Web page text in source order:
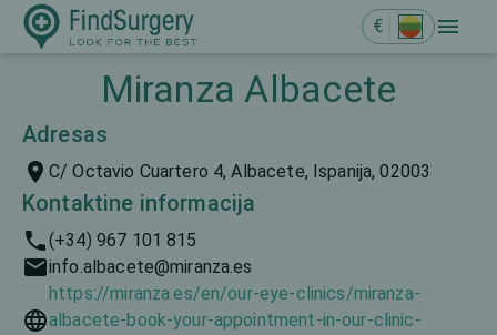
€
Miranza Albacete
Adresas
C/ Octavio Cuartero 4, Albacete, Ispanija, 02003
Kontaktine informacija
(+34) 967 101 815
info.albacete@miranza.es
https://miranza.es/en/our-eye-clinics/miranza-
albacete-book-your-appointment-in-our-clinic-